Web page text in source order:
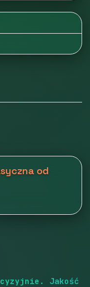
od
Jakość